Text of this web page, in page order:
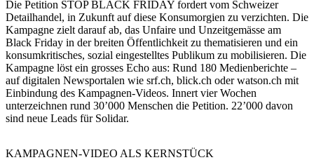
Die Petition STOP BLACK FRIDAY fordert vom Schweizer
Detailhandel, in Zukunft auf diese Konsumorgien zu verzichten. Die
Kampagne zielt darauf ab, das Unfaire und Unzeitgemässe am
Black Friday in der breiten Öffentlichkeit zu thematisieren und ein
konsumkritisches, sozial eingestelltes Publikum zu mobilisieren. Die
Kampagne löst ein grosses Echo aus: Rund 180 Medienberichte –
auf digitalen Newsportalen wie srf.ch, blick.ch oder watson.ch mit
Einbindung des Kampagnen-Videos. Innert vier Wochen
unterzeichnen rund 30’000 Menschen die Petition. 22’000 davon
sind neue Leads für Solidar.
KAMPAGNEN-VIDEO ALS KERNSTÜCK